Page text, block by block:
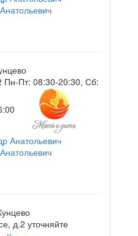
Пн-Пт: 08:30-20:30, Сб:
д.2 уточняйте